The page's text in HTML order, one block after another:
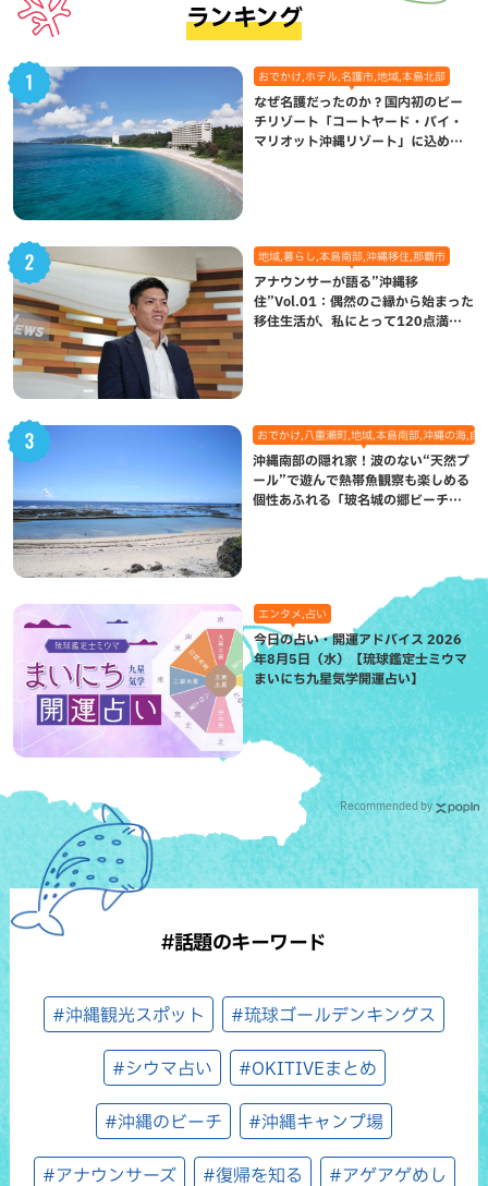
ランキング
おでかけ,ホテル,名護市,地域,本島北部
なぜ名護だったのか？国内初のビー
チリゾート「コートヤード・バイ・
マリオット沖縄リゾート」に込めら
地域,暮らし,本島南部,沖縄移住,那覇市
アナウンサーが語る”沖縄移
住”Vol.01：偶然のご縁から始まった
移住生活が、私にとって120点満点
おでかけ,八重瀬町,地域,本島南部,沖縄の海,自
沖縄南部の隠れ家！波のない“天然プ
ール”で遊んで熱帯魚観察も楽しめる
個性あふれる「玻名城の郷ビーチ」
エンタメ,占い
今日の占い・開運アドバイス 2026
年8月5日（水）【琉球鑑定士ミウマ
まいにち九星気学開運占い】
Recommended by
#話題のキーワード
#沖縄観光スポット #琉球ゴールデンキングス
#シウマ占い #OKITIVEまとめ
#沖縄のビーチ #沖縄キャンプ場
#アナウンサーズ #復帰を知る #アゲアゲめし